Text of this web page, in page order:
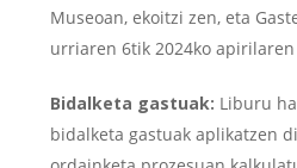
Museoan, ekoitzi zen, eta
urriaren 6tik 2024ko apirilaren
Bidalketa gastuak: Liburu
bidalketa gastuak aplikatzen